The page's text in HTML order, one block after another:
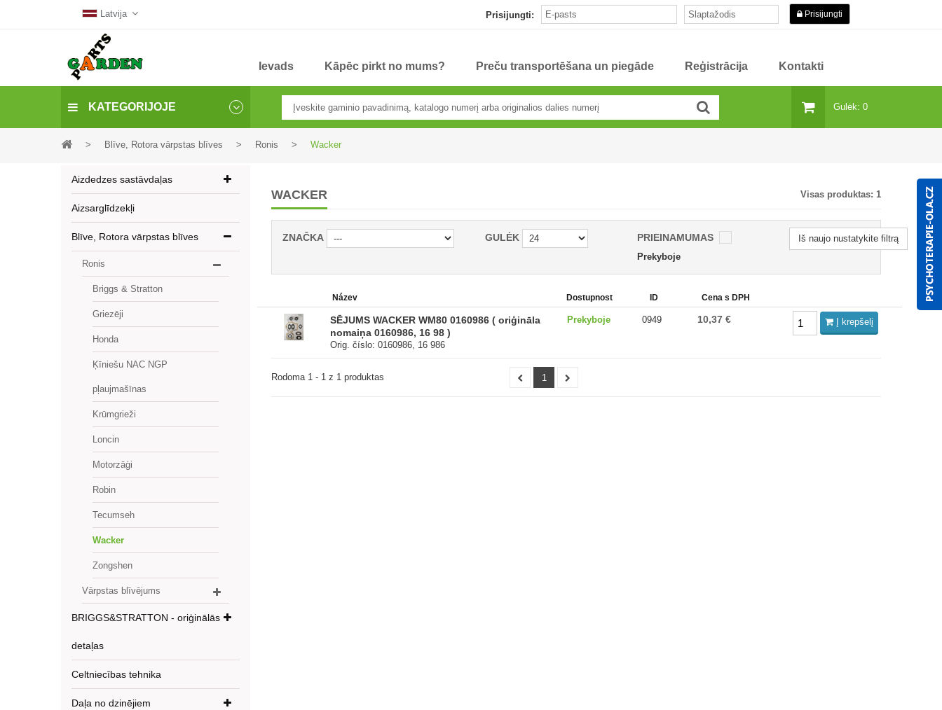
Latvija Prisijungti: Prisijungti
Ievads Kāpēc pirkt no mums? Preču transportēšana un piegāde Reģistrācija Kontakti
KATEGORIJOJE Gulėk: 0
> Blīve, Rotora vārpstas blīves > Ronis > Wacker
Aizdedzes sastāvdaļas
Aizsarglīdzekļi
Blīve, Rotora vārpstas blīves
Ronis
Briggs & Stratton
Griezēji
Honda
Ķīniešu NAC NGP
pļaujmašīnas
Krūmgrieži
Loncin
Motorzāģi
Robin
Tecumseh
Wacker
Zongshen
Vārpstas blīvējums
BRIGGS&STRATTON - oriģinālās
detaļas
Celtniecības tehnika
Daļa no dzinējiem
WACKER Visas produktas: 1
ZNAČKA GULĖK PRIEINAMUMAS
Prekyboje
Iš naujo nustatykite filtrą
Název Dostupnost ID Cena s DPH
SĒJUMS WACKER WM80 0160986 ( oriģināla
nomaiņa 0160986, 16 98 )
Orig. číslo: 0160986, 16 986
Prekyboje 0949 10,37 € Į krepšelį
1
Rodoma 1 - 1 z 1 produktas